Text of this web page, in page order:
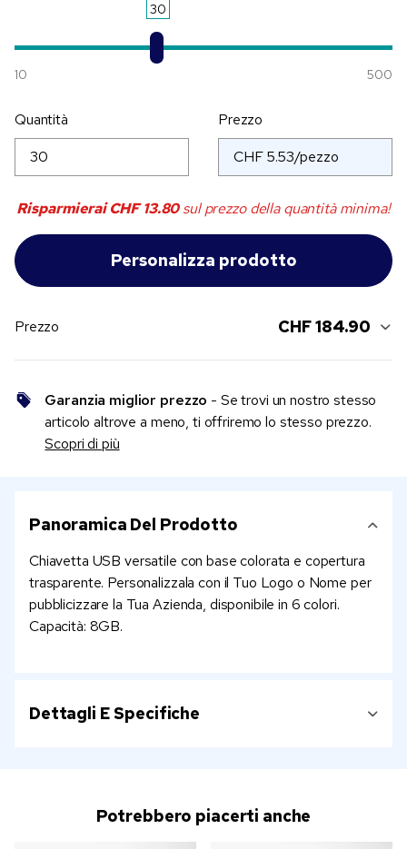
30
10 500
Quantità Prezzo
RisparmieraiCHF 13.80sul prezzo della quantità minima!
Prezzo CHF 184.90
Garanzia miglior prezzo - Se trovi un nostro stesso
articolo altrove a meno, ti offriremo lo stesso prezzo.
Scopri di più
Panoramica Del Prodotto
Chiavetta USB versatile con base colorata e copertura
trasparente. Personalizzala con il Tuo Logo o Nome per
pubblicizzare la Tua Azienda, disponibile in 6 colori.
Capacità: 8GB.
Dettagli E Specifiche
Potrebbero piacerti anche